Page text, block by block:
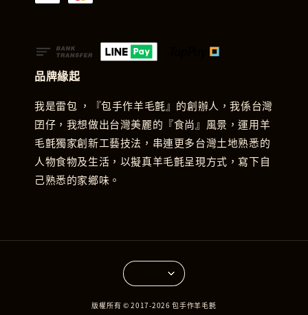
品牌緣起
我是雷包 ，『包手作羊毛氈』的創辦人，我係台灣
囝仔，我想做出台灣美麗的『食尚』風景，運用羊
毛氈獨家創新工藝技法，串連更多台灣土地熟悉的
人物食物及生活，以擬真羊毛氈呈現方式，寫下自
己熟悉的家鄉味。
版權所有 © 2017-2026 包手作羊毛氈